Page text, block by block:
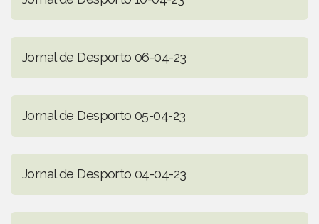
Jornal de Desporto 06-04-23
Jornal de Desporto 05-04-23
Jornal de Desporto 04-04-23